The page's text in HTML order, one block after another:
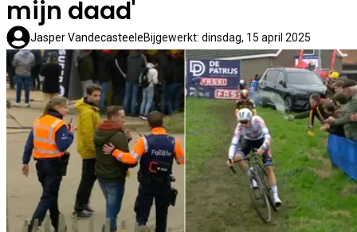
mijn daad'
Jasper VandecasteeleBijgewerkt: dinsdag, 15 april 2025